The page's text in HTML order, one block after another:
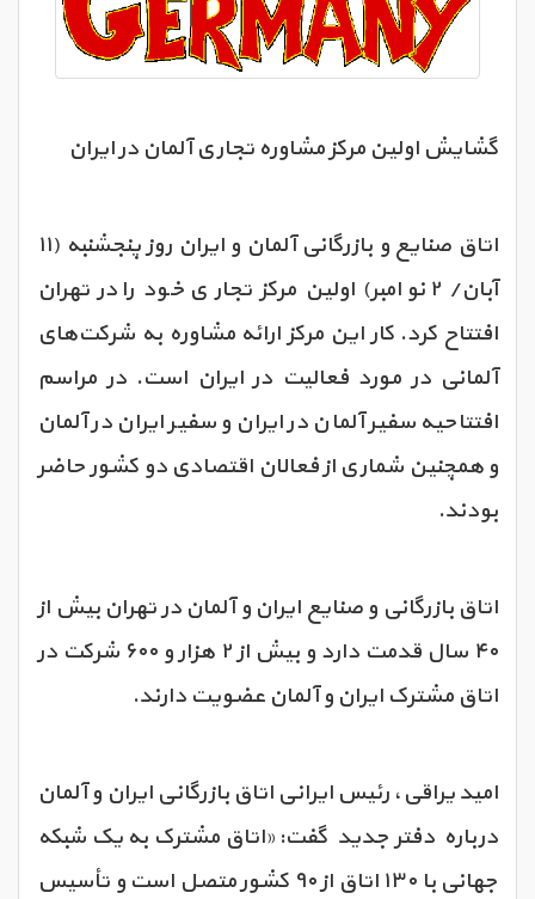
گشایش اولین مرکز مشاوره تجاری آلمان در ایران
اتاق صنایع و بازرگانی آلمان و ایران روز پنجشنبه (۱۱
آبان/ ۲ نوامبر) اولین مرکز تجاری خود را در تهران
افتتاح کرد. کار این مرکز ارائه مشاوره به شرکت‌های
آلمانی در مورد فعالیت در ایران است. در مراسم
افتتاحیه سفیر آلمان در ایران و سفیر ایران در آلمان
و همچنین شماری از فعالان اقتصادی دو کشور حاضر
بودند.
اتاق بازرگانی و صنایع ایران و آلمان در تهران بیش از
۴۰ سال قدمت دارد و بیش از ۲ هزار و ۶۰۰ شرکت در
اتاق مشترک ایران و آلمان عضویت دارند.
امید یراقی، رئیس ایرانی اتاق بازرگانی ایران و آلمان
درباره دفتر جدید گفت: «اتاق مشترک به یک شبکه
جهانی با ۱۳۰ اتاق از ۹۰ کشور متصل است و تأسیس